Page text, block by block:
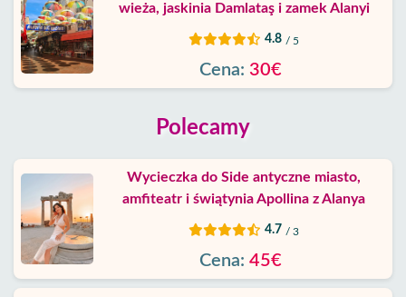
wieża, jaskinia Damlataş i zamek Alanyi
4.8 / 5
Cena: 30€
Polecamy
Wycieczka do Side antyczne miasto,
amfiteatr i świątynia Apollina z Alanya
4.7 / 3
Cena: 45€